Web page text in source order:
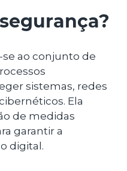
ao conjunto de
sistemas, redes
Ela
de medidas
garantir a
digital.